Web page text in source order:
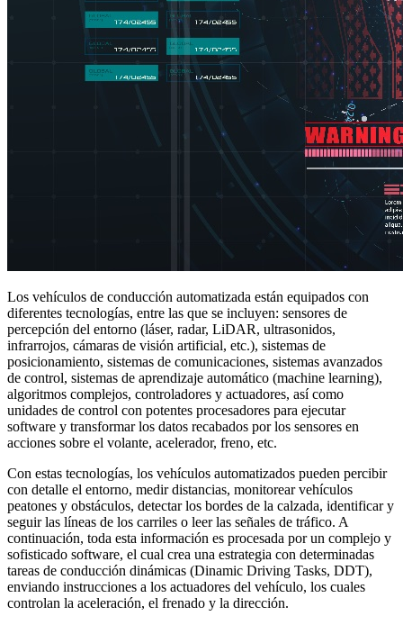
Los vehículos de conducción automatizada están equipados con
diferentes tecnologías, entre las que se incluyen: sensores de
percepción del entorno (láser, radar, LiDAR, ultrasonidos,
infrarrojos, cámaras de visión artificial, etc.), sistemas de
posicionamiento, sistemas de comunicaciones, sistemas avanzados
de control, sistemas de aprendizaje automático (machine learning),
algoritmos complejos, controladores y actuadores, así como
unidades de control con potentes procesadores para ejecutar
software y transformar los datos recabados por los sensores en
acciones sobre el volante, acelerador, freno, etc.
Con estas tecnologías, los vehículos automatizados pueden percibir
con detalle el entorno, medir distancias, monitorear vehículos
peatones y obstáculos, detectar los bordes de la calzada, identificar y
seguir las líneas de los carriles o leer las señales de tráfico. A
continuación, toda esta información es procesada por un complejo y
sofisticado software, el cual crea una estrategia con determinadas
tareas de conducción dinámicas (Dinamic Driving Tasks, DDT),
enviando instrucciones a los actuadores del vehículo, los cuales
controlan la aceleración, el frenado y la dirección.